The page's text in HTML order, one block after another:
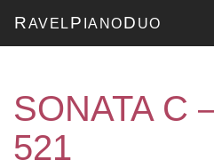
RAVEL P IANOD UO
SONATA C
521